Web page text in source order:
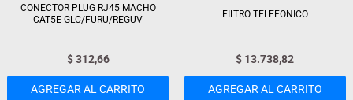
CONECTOR PLUG RJ45 MACHO
CAT5E GLC/FURU/REGUV
$312,66
AGREGAR AL CARRITO
FILTRO TELEFONICO
$ 13.738,82
AGREGAR AL CARRITO